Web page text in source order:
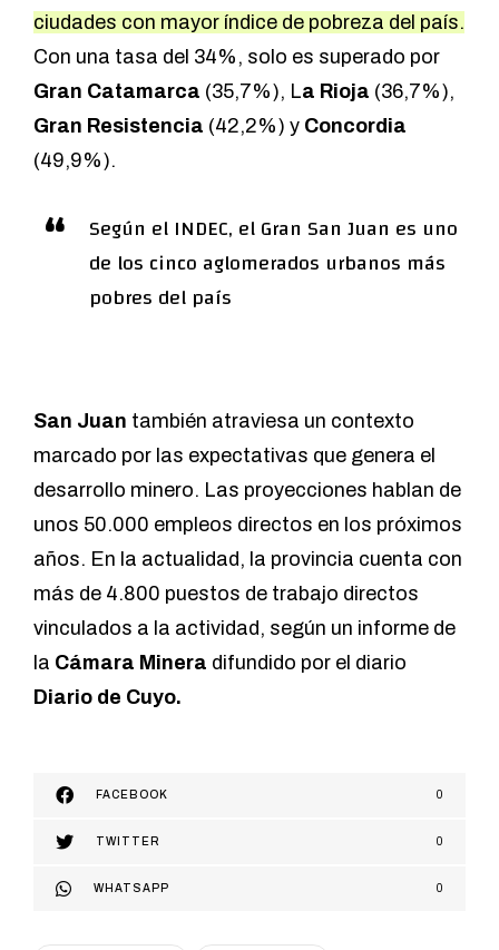
ciudades con mayor índice de pobreza del país.
Con una tasa del 34%, solo es superado por
Gran Catamarca (35,7%), La Rioja (36,7%),
Gran Resistencia (42,2%) y Concordia
(49,9%).
Según el INDEC, el Gran San Juan es uno
de los cinco aglomerados urbanos más
pobres del país
San Juan también atraviesa un contexto
marcado por las expectativas que genera el
desarrollo minero. Las proyecciones hablan de
unos 50.000 empleos directos en los próximos
años. En la actualidad, la provincia cuenta con
más de 4.800 puestos de trabajo directos
vinculados a la actividad, según un informe de
la Cámara Minera difundido por el diario
Diario de Cuyo.
FACEBOOK 0
TWITTER 0
WHATSAPP 0